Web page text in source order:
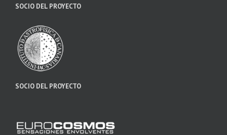
SOCIO DEL PROYECTO
SOCIO DEL PROYECTO